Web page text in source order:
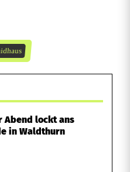
Abend lockt ans
in Waldthurn